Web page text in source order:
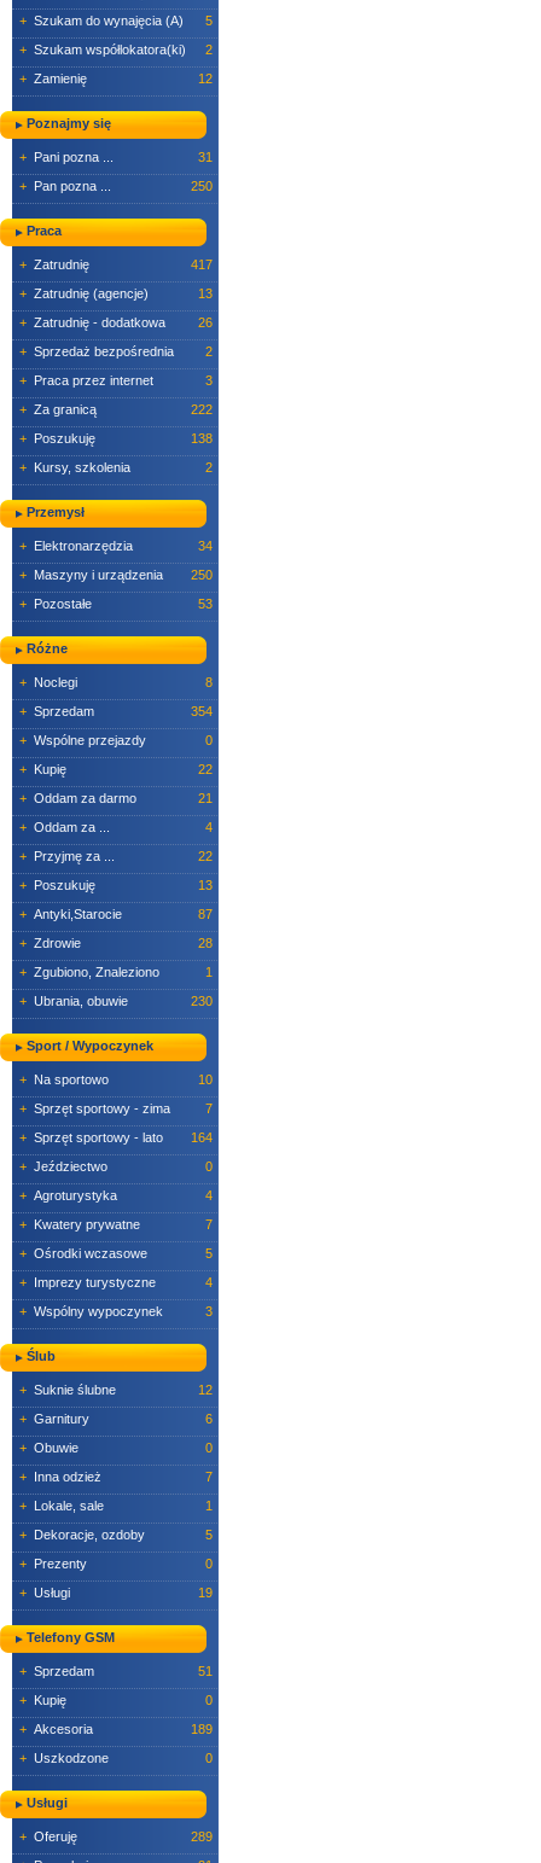
+ Szukam do wynajęcia (A)
5
+ Szukam współlokatora(ki)
2
+ Zamienię 12
Poznajmy się
+ Pani pozna ...
31
+ Pan pozna ... 250
Praca
+ Zatrudnię
417
+ Zatrudnię (agencje)
13
+ Zatrudnię - dodatkowa
26
+ Sprzedaż bezpośrednia
2
+ Praca przez internet
3
+ Za granicą
222
+ Poszukuję
138
+ Kursy, szkolenia 2
Przemysł
+ Elektronarzędzia
34
+ Maszyny i urządzenia
250
+ Pozostałe 53
Różne
+ Noclegi
8
+ Sprzedam
354
+ Wspólne przejazdy
0
+ Kupię
22
+ Oddam za darmo
21
+ Oddam za ...
4
+ Przyjmę za ...
22
+ Poszukuję
13
+ Antyki,Starocie
87
+ Zdrowie
28
+ Zgubiono, Znaleziono
1
+ Ubrania, obuwie 230
Sport / Wypoczynek
+ Na sportowo
10
+ Sprzęt sportowy - zima
7
+ Sprzęt sportowy - lato
164
+ Jeździectwo
0
+ Agroturystyka
4
+ Kwatery prywatne
7
+ Ośrodki wczasowe
5
+ Imprezy turystyczne
4
+ Wspólny wypoczynek 3
Ślub
+ Suknie ślubne
12
+ Garnitury
6
+ Obuwie
0
+ Inna odzież
7
+ Lokale, sale
1
+ Dekoracje, ozdoby
5
+ Prezenty
0
+ Usługi 19
Telefony GSM
+ Sprzedam
51
+ Kupię
0
+ Akcesoria
189
+ Uszkodzone 0
Usługi
+ Oferuję
289